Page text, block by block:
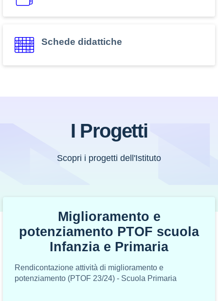
Schede didattiche
I Progetti
Scopri i progetti dell'Istituto
Miglioramento e
potenziamento PTOF scuola
Infanzia e Primaria
Rendicontazione attività di miglioramento e
potenziamento (PTOF 23/24) - Scuola Primaria